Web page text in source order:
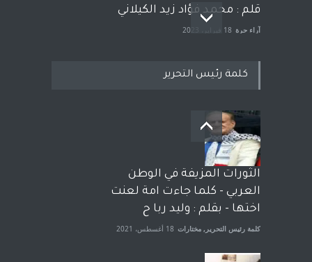
قلم : محمد فؤاد زيد الكيلاني
آراء حرة 18 فبراير، 2023
بعد معارك قضائية طاحنة كتب
وترافع فيها بنفسه مرة اخرى..
الشيخ طارق يوسف يقهر
الحكومة الأمريكية ، فأعطوه
الجنسية عن يد وهم صاغرون،
آراء حرة مختارات 7 أبريل، 2023
كلمة رئيس التحرير
الثورات المزيفة في الوطن
العربي - كلما جاءت امة لعنت
اختها - بقلم : وليد ربا ح
كلمة رئيس التحرير , مختارات 18 أغسطس، 2021